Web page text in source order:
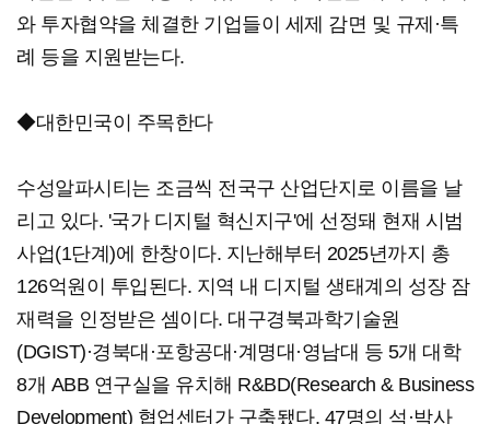
와 투자협약을 체결한 기업들이 세제 감면 및 규제·특
례 등을 지원받는다.
◆대한민국이 주목한다
수성알파시티는 조금씩 전국구 산업단지로 이름을 날
리고 있다. '국가 디지털 혁신지구'에 선정돼 현재 시범
사업(1단계)에 한창이다. 지난해부터 2025년까지 총
126억원이 투입된다. 지역 내 디지털 생태계의 성장 잠
재력을 인정받은 셈이다. 대구경북과학기술원
(DGIST)·경북대·포항공대·계명대·영남대 등 5개 대학
8개 ABB 연구실을 유치해 R&BD(Research & Business
Development) 협업센터가 구축됐다. 47명의 석·박사